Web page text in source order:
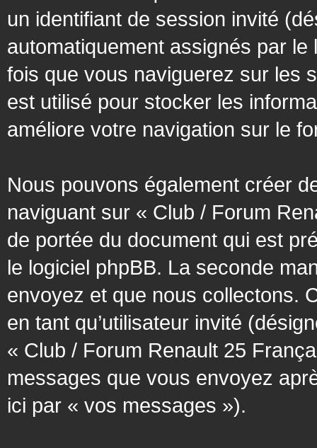
un identifiant de session invité
automatiquement assignés par
fois que vous naviguerez sur les
est utilisé pour stocker les
améliore votre navigation sur le
Nous pouvons également créer
naviguant sur « Club / Forum
de portée du document qui est
le logiciel phpBB. La seconde
envoyez et que nous collectons.
en tant qu’utilisateur invité
« Club / Forum Renault 25
messages que vous envoyez
ici par « vos messages »).